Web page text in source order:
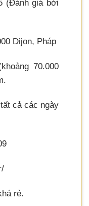
(Đánh giá bởi
Dijon, Pháp
70.000
cả các ngày
rẻ.